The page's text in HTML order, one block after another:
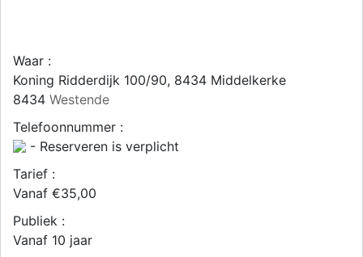
Waar :
Koning Ridderdijk 100/90, 8434 Middelkerke
8434 Westende
Telefoonnummer :
- Reserveren is verplicht
Tarief :
Vanaf €35,00
Publiek :
Vanaf 10 jaar